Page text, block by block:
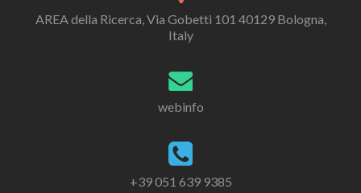
AREA della Ricerca, Via Gobetti 101 40129 Bologna,
Italy
webinfo
+39 051 639 9385